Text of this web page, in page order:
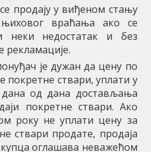
продају у виђеном стању
враћања ако се
неки недостатак и без
рекламације.
је дужан да цену по
покретне ствари, уплати у
од дана достављања
покретне ствари. Ако
року не уплати цену за
ствари продате, продаја
купца оглашава неважећом